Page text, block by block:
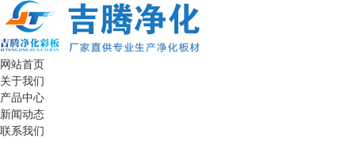
网站首页
关于我们
产品中心
新闻动态
联系我们